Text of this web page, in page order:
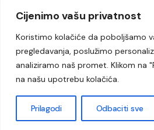
Cijenimo vašu privatnost
Koristimo kolačiće da poboljšamo
pregledavanja, poslužimo
analiziramo naš promet. Klikom na
na našu upotrebu kolačića.
Prilagodi Odbaciti sve
Lukavac Društvo Crna hronika
Kultura
Kolumne